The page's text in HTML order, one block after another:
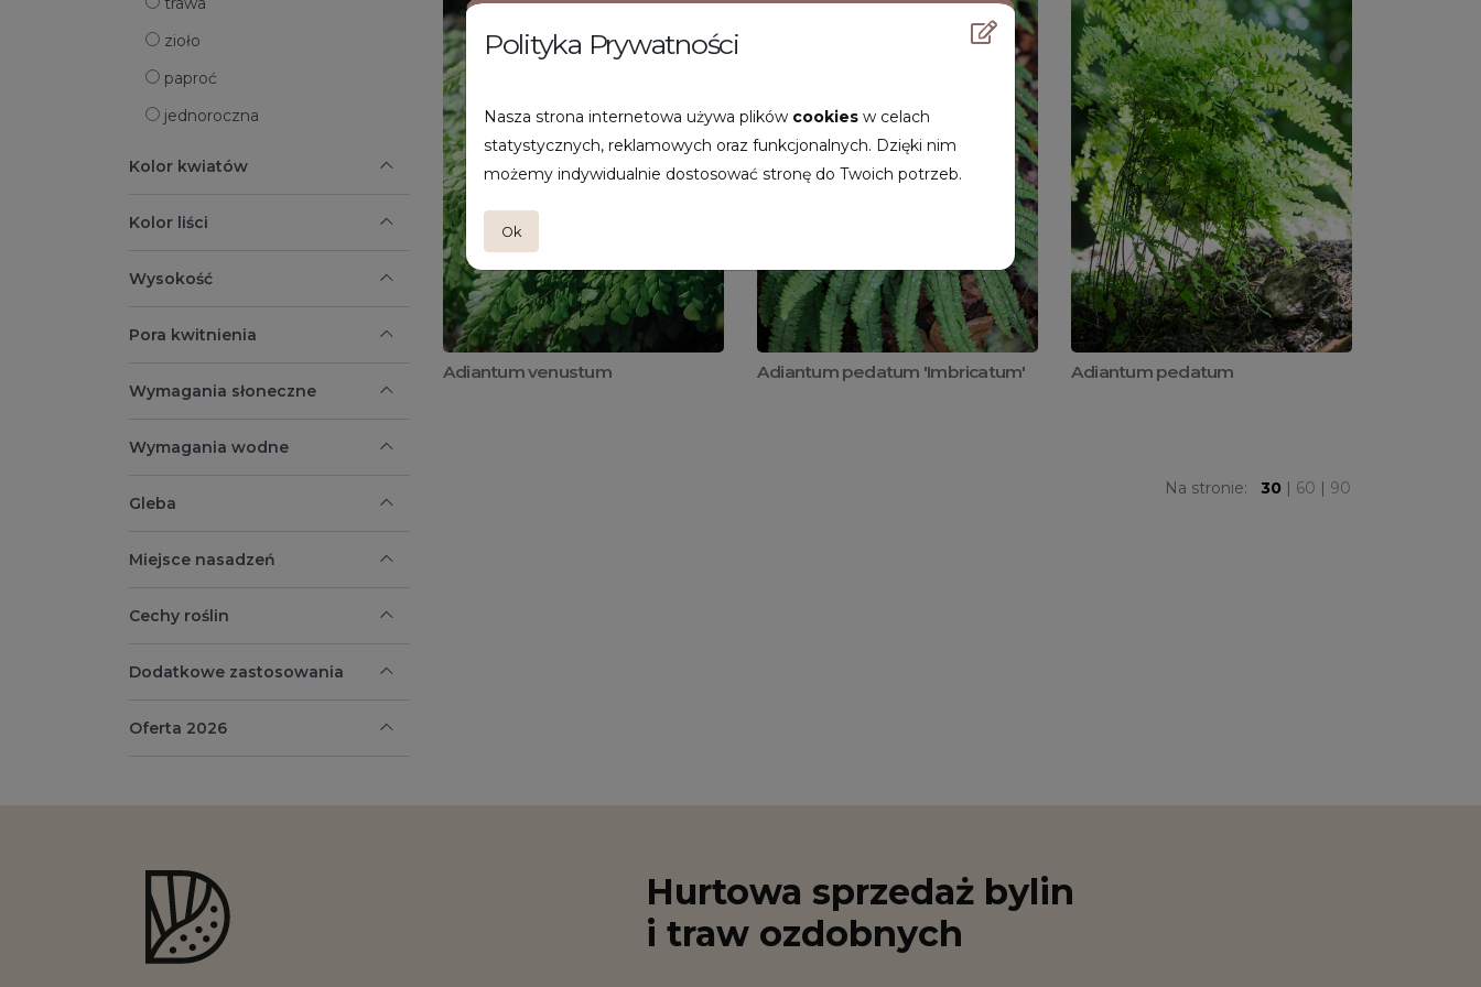
Polityka Prywatności
Nasza strona internetowa używa plików cookies w celach
statystycznych, reklamowych oraz funkcjonalnych. Dzięki nim
możemy indywidualnie dostosować stronę do Twoich potrzeb.
Ok
zioło
paproć
jednoroczna
Kolor kwiatów
Kolor liści
Wysokość
Pora kwitnienia
Wymagania słoneczne
Wymagania wodne
Gleba
Miejsce nasadzeń
Cechy roślin
Dodatkowe zastosowania
Oferta 2026
Adiantum venustum Adiantum pedatum 'Imbricatum' Adiantum pedatum
Na stronie: 30 | 60 | 90
Hurtowa sprzedaż bylin
i traw ozdobnych